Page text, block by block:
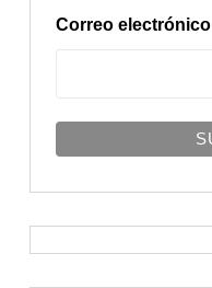
Correo electrónico